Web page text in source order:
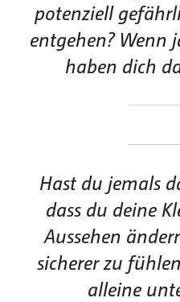
potenziell
entgehen? Wenn
haben dich
Hast du jemals
dass du deine
Aussehen
sicherer zu
alleine